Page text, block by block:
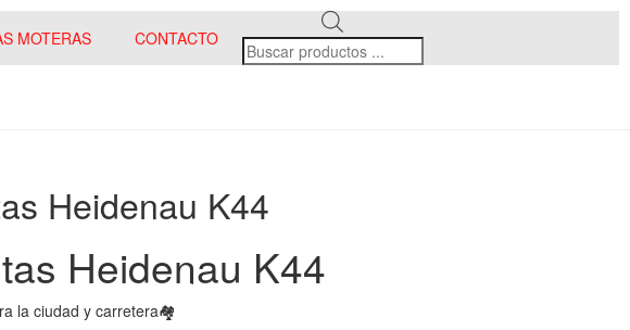
MOTERAS CONTACTO
Heidenau K44
Heidenau K44
la ciudad y carretera🏘